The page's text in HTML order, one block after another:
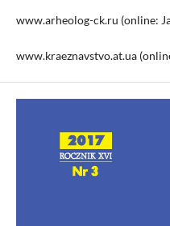
www.arheolog-ck.ru (online:
www.kraeznavstvo.at.ua